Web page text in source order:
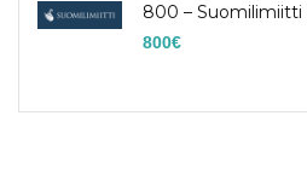
800 – Suomilimiitti
800€